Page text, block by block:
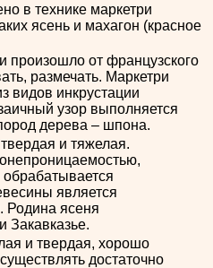
в технике маркетри
ясень и махагон (красное
произошло от французского
размечать. Маркетри
видов инкрустации
узор выполняется
дерева – шпона.
и тяжелая.
является
Родина ясеня
Закавказье.
и твердая, хорошо
достаточно